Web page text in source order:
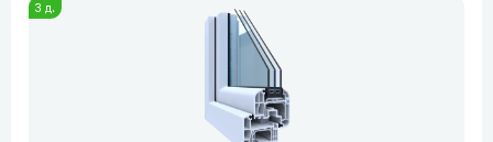
3 д.